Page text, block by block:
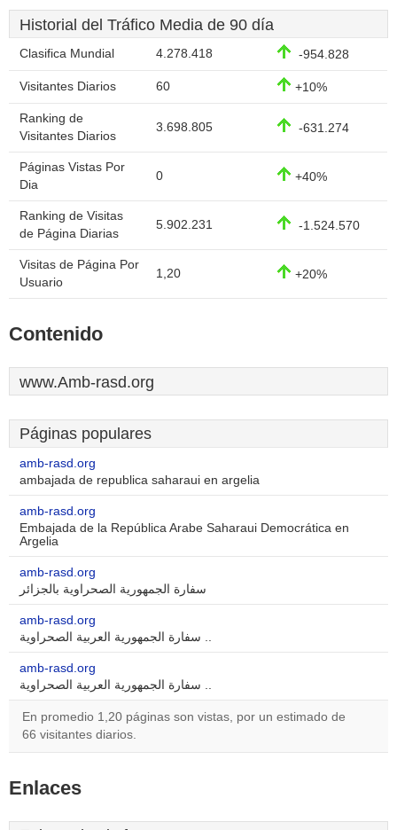
Historial del Tráfico Media de 90 día
Clasifica Mundial 4.278.418 -954.828
Visitantes Diarios 60 +10%
Ranking de
Visitantes Diarios
3.698.805 -631.274
Páginas Vistas Por
Dia
0 +40%
Ranking de Visitas
de Página Diarias
5.902.231 -1.524.570
Visitas de Página Por
Usuario
1,20 +20%
Contenido
www.Amb-rasd.org
Páginas populares
amb-rasd.org
ambajada de republica saharaui en argelia
amb-rasd.org
Embajada de la República Arabe Saharaui Democrática en
Argelia
amb-rasd.org
سفارة الجمهورية الصحراوية بالجزائر
amb-rasd.org
سفارة الجمهورية العربية الصحراوية ..
amb-rasd.org
سفارة الجمهورية العربية الصحراوية ..
En promedio 1,20 páginas son vistas, por un estimado de
66 visitantes diarios.
Enlaces